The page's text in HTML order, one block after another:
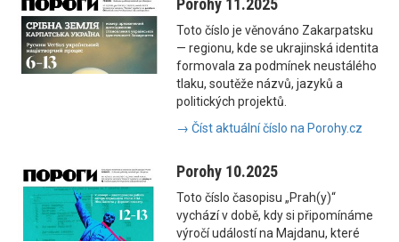
Porohy 11.2025
Toto číslo je věnováno Zakarpatsku
— regionu, kde se ukrajinská identita
formovala za podmínek neustálého
tlaku, soutěže názvů, jazyků a
politických projektů.
→ Číst aktuální číslo na Porohy.cz
Porohy 10.2025
Toto číslo časopisu „Prah(y)“
vychází v době, kdy si připomínáme
výročí událostí na Majdanu, které